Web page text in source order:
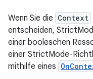
Wenn Sie die Context
entscheiden,
einer booleschen
einer StrictMode-
mithilfe eines